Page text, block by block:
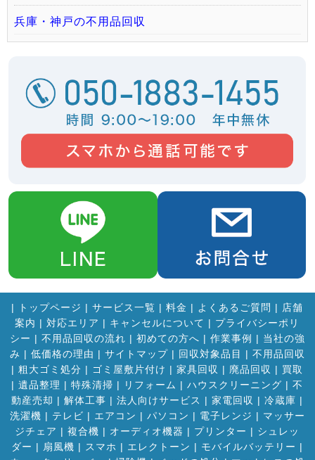
兵庫・神戸の不用品回収
| トップページ | サービス一覧 | 料金 | よくあるご質問 | 店舗
案内 | 対応エリア | キャンセルについて | プライバシーポリ
シー | 不用品回収の流れ | 初めての方へ | 作業事例 | 当社の強
み | 低価格の理由 | サイトマップ| 回収対象品目 | 不用品回収
| 粗大ゴミ処分 | ゴミ屋敷片付け | 家具回収 | 廃品回収 | 買取
| 遺品整理 | 特殊清掃 | リフォーム | ハウスクリーニング | 不
動産売却 | 解体工事 | 法人向けサービス | 家電回収 | 冷蔵庫 |
洗濯機 | テレビ | エアコン | パソコン | 電子レンジ | マッサー
ジチェア | 複合機 | オーディオ機器 | プリンター | シュレッ
ダー | 扇風機 | スマホ | エレクトーン | モバイルバッテリー |